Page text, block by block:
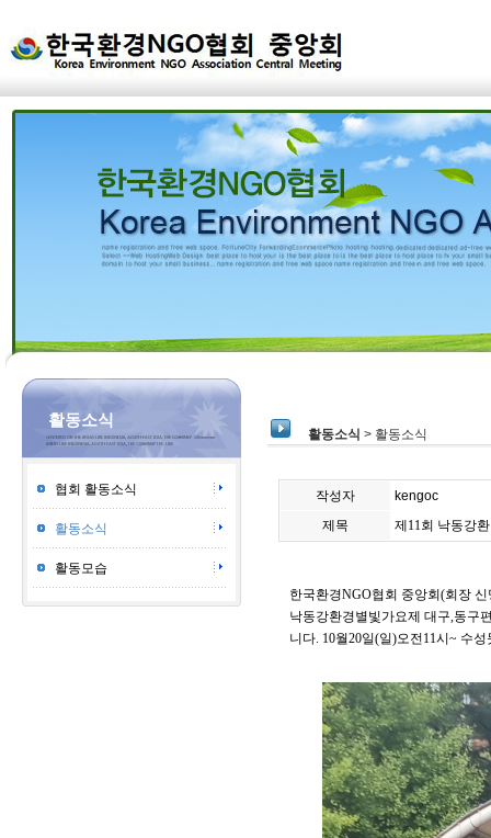
활동소식
협회 활동소식
활동소식
활동모습
활동소식 > 활동소식
작성자
kengoc
제목
제11회 낙동강
한국환경NGO협회 중앙회(회장
낙동강환경별빛가요제 대구,동구
니다. 10월20일(일)오전11시~ 수